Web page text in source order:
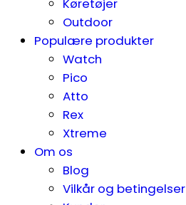
Køretøjer
Outdoor
Populære produkter
Watch
Pico
Atto
Rex
Xtreme
Om os
Blog
Vilkår og betingelser